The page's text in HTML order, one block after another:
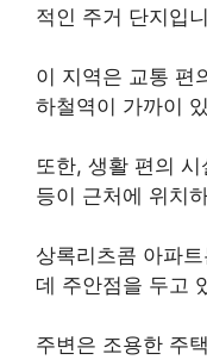
적인 주거 단지입
이 지역은 교통 편
하철역이 가까이
또한, 생활 편의
등이 근처에 위치
상록리츠콤 아파
데 주안점을 두고
주변은 조용한 주